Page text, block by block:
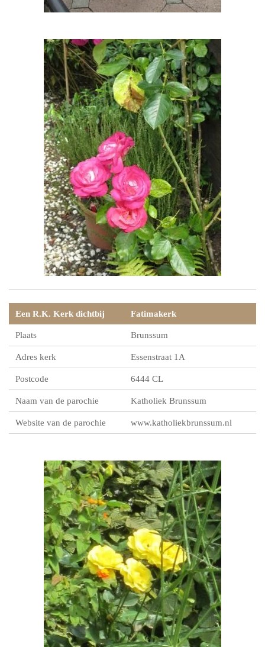
Een R.K. Kerk dichtbij Fatimakerk
Plaats Brunssum
Adres kerk Essenstraat 1A
Postcode 6444 CL
Naam van de parochie Katholiek Brunssum
Website van de parochie www.katholiekbrunssum.nl